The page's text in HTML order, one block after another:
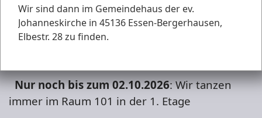
Braucht Ihr etwas Besonderes für Eure Feier?
Wir treten gerne auf Feiern auf.
Nur noch bis zum 02.10.2026: Wir tanzen
immer im Raum 101 in der 1. Etage
Wir sind dann im Gemeindehaus der ev.
Johanneskirche in 45136 Essen-Bergerhausen,
Elbestr. 28 zu finden.